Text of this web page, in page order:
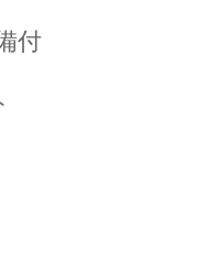
付